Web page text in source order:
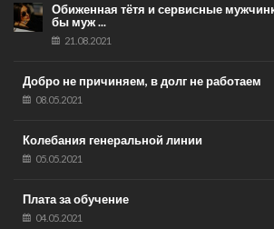
Обиженная тётя и сервисные
бы муж ...
21.08.2021
Добро не причиняем, в долг не работаем
08.05.2021
Колебания генеральной линии
05.05.2021
Плата за обучение
04.05.2021